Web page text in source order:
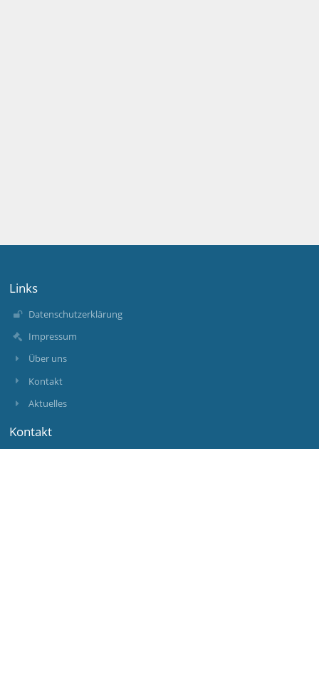
Links
Datenschutzerklärung
Impressum
Über uns
Kontakt
Aktuelles
Kontakt